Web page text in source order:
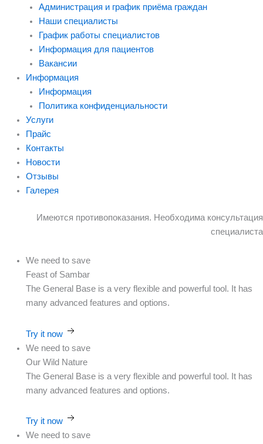
Администрация и график приёма граждан
Наши специалисты
График работы специалистов
Информация для пациентов
Вакансии
Информация
Информация
Политика конфиденциальности
Услуги
Прайс
Контакты
Новости
Отзывы
Галерея
Имеются противопоказания. Необходима консультация
специалиста
We need to save
Feast of Sambar
The General Base is a very flexible and powerful tool. It has
many advanced features and options.
Try it now
We need to save
Our Wild Nature
The General Base is a very flexible and powerful tool. It has
many advanced features and options.
Try it now
We need to save